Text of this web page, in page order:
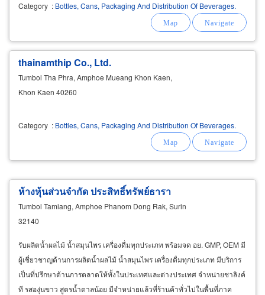
สิ่งนี้ แนะนำฝ่ายการตลาดทำของแจกของโปรโม
ชั่นโฆษณาส่งเสริมการขายสั่งผลิตกระบอกเก็บ
ความเย็น
Category : Bottles, Cans, Packaging And Distribution Of Beverages.
thainamthip Co., Ltd.
Tumbol Tha Phra, Amphoe Mueang Khon Kaen,
Khon Kaen 40260
Category : Bottles, Cans, Packaging And Distribution Of Beverages.
ห้างหุ้นส่วนจำกัด ประสิทธิ์ทรัพย์ธารา
Tumbol Tamiang, Amphoe Phanom Dong Rak, Surin
32140
รับผลิตน้ำผลไม้ น้ำสมุนไพร เครื่องดื่มทุกประเภท พร้อมจด อย. GMP, OEM มี
ผู้เชี่ยวชาญด้านการผลิตน้ำผลไม้ น้ำสมุนไพร เครื่องดื่มทุกประเภท มีบริการ
เป็นที่ปรึกษาด้านการตลาดให้ทั้งในประเทศและต่างประเทศ จำหน่ายชาลิงค์
ที รสองุ่นขาว สูตรน้ำตาลน้อย มีจำหน่ายแล้วที่ร้านค้าทั่วไปในพื้นที่ภาค